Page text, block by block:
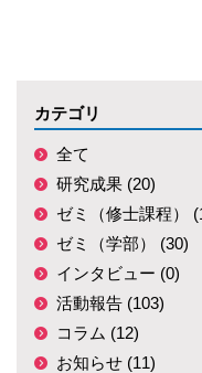
カテゴリ
全て
研究成果 (20)
ゼミ（修士課程）
ゼミ（学部） (30)
インタビュー (0)
活動報告 (103)
コラム (12)
お知らせ (11)